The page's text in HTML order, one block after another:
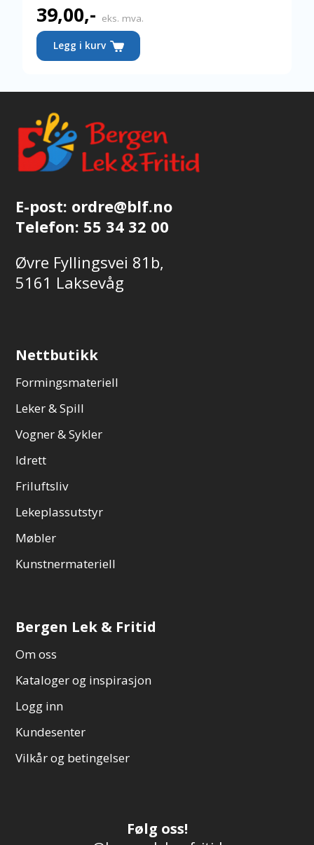
39,00,- eks. mva.
Legg i kurv
E-post: ordre@blf.no
Telefon: 55 34 32 00
Øvre Fyllingsvei 81b,
5161 Laksevåg
Nettbutikk
Formingsmateriell
Leker & Spill
Vogner & Sykler
Idrett
Friluftsliv
Lekeplassutstyr
Møbler
Kunstnermateriell
Bergen Lek & Fritid
Om oss
Kataloger og inspirasjon
Logg inn
Kundesenter
Vilkår og betingelser
Følg oss!